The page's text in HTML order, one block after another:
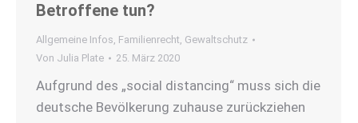
Betroffene tun?
Allgemeine Infos, Familienrecht, Gewaltschutz
Von Julia Plate 25. März 2020
Aufgrund des „social distancing“ muss sich die
deutsche Bevölkerung zuhause zurückziehen